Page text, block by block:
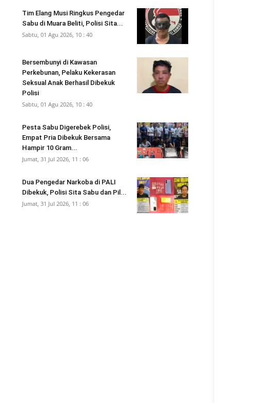
Tim Elang Musi Ringkus Pengedar
Sabu di Muara Beliti, Polisi Sita...
Sabtu, 01 Agu 2026, 10 : 40
Bersembunyi di Kawasan
Perkebunan, Pelaku Kekerasan
Seksual Anak Berhasil Dibekuk
Polisi
Sabtu, 01 Agu 2026, 10 : 40
Pesta Sabu Digerebek Polisi,
Empat Pria Dibekuk Bersama
Hampir 10 Gram...
Jumat, 31 Jul 2026, 11 : 06
Dua Pengedar Narkoba di PALI
Dibekuk, Polisi Sita Sabu dan Pil...
Jumat, 31 Jul 2026, 11 : 06